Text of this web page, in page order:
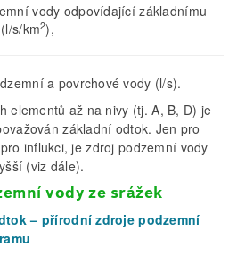
vody odpovídající základnímu
s/km2),
a povrchové vody (l/s).
elementů až na nivy (tj. A, B, D) je
základní odtok. Jen pro
influkci, je zdroj podzemní vody
(viz dále).
vody ze srážek
– přírodní zdroje podzemní